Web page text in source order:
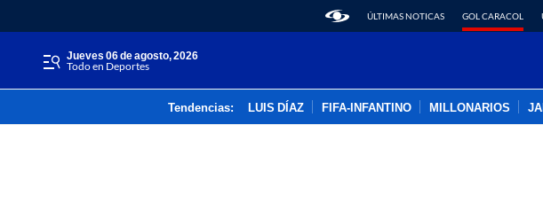
ÚLTIMAS NOTICAS GOL CARACOL
jueves 06 de agosto, 2026
Todo en Deportes
Tendencias: LUIS DÍAZ FIFA-INFANTINO MILLONARIOS